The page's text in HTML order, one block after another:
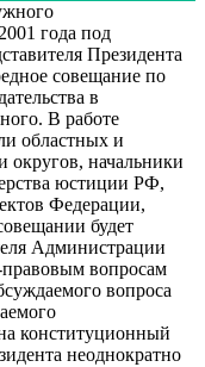
года под
Президента
совещание по
в
В работе
областных и
округов, начальники
юстиции РФ,
Федерации,
будет
Администрации
правовым вопросам
вопроса
конституционный
неоднократно